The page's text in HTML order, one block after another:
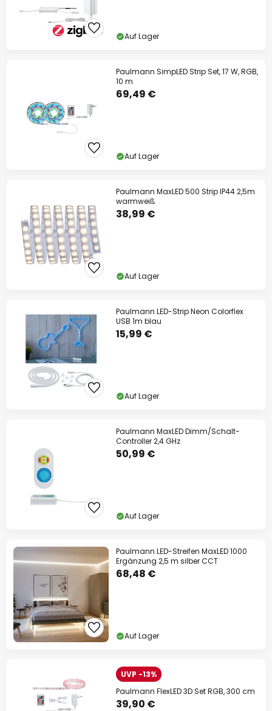
Auf Lager
Paulmann SimpLED Strip Set, 17 W, RGB,
10 m
69,49 €
Auf Lager
Paulmann MaxLED 500 Strip IP44 2,5m
warmweiß
38,99 €
Auf Lager
Paulmann LED-Strip Neon Colorflex
USB 1m blau
15,99 €
Auf Lager
Paulmann MaxLED Dimm/Schalt-
Controller 2,4 GHz
50,99 €
Auf Lager
Paulmann LED-Streifen MaxLED 1000
Ergänzung 2,5 m silber CCT
68,48 €
Auf Lager
UVP -13%
Paulmann FlexLED 3D Set RGB, 300 cm
39,90 €